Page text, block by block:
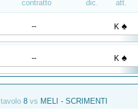
contratto dic. att.
-- K ♠
-- K ♠
tavolo 8 vs MELI - SCRIMENTI